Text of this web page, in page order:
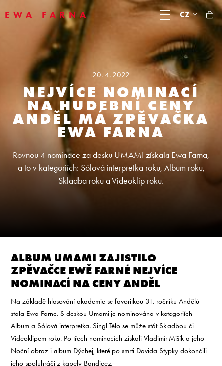
EWA FARNA CZ
20. 4. 2022
NEJVÍCE NOMINACÍ
NA HUDEBNÍ CENY
ANDĚL MÁ ZPĚVAČKA
EWA FARNA
Rovnou 4 nominace za desku UMAMI získala Ewa Farna,
a to v kategoriích: Sólová interpretka roku, Album roku,
Skladba roku a Videoklip roku.
ALBUM UMAMI ZAJISTILO
ZPĚVAČCE EWĚ FARNÉ NEJVÍCE
NOMINACÍ NA CENY ANDĚL
Na základě hlasování akademie se favoritkou 31. ročníku Andělů
stala Ewa Farna. S deskou Umami je nominována v kategoriích
Album a Sólová interpretka. Singl Tělo se může stát Skladbou či
Videoklipem roku. Po třech nominacích získali Vladimír Mišík a jeho
Noční obraz i album Dýchej, které po smrti Davida Stypky dokončili
jeho spoluhráči z kapely Bandjeez.